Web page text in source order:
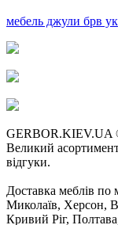
мебель джули брв
GERBOR.KIEV.UA
Великий
відгуки.
Доставка меблів по
Миколаїв, Херсон,
Кривий Ріг,